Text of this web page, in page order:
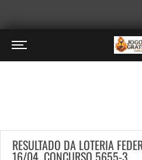
RESULTADO DA LOTERIA
16/04, CONCURSO 5655-3